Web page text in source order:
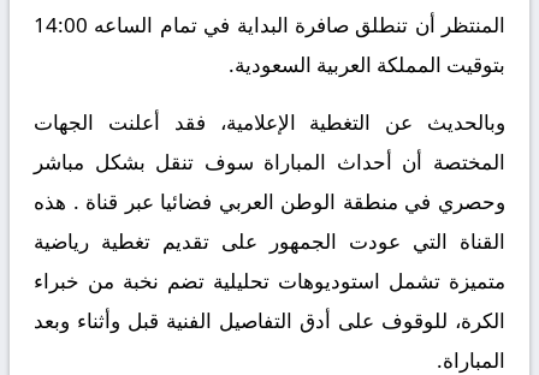
المنتظر أن تنطلق صافرة البداية في تمام الساعه 14:00
بتوقيت المملكة العربية السعودية.
وبالحديث عن التغطية الإعلامية، فقد أعلنت الجهات
المختصة أن أحداث المباراة سوف تنقل بشكل مباشر
وحصري في منطقة الوطن العربي فضائيا عبر قناة . هذه
القناة التي عودت الجمهور على تقديم تغطية رياضية
متميزة تشمل استوديوهات تحليلية تضم نخبة من خبراء
الكرة، للوقوف على أدق التفاصيل الفنية قبل وأثناء وبعد
المباراة.